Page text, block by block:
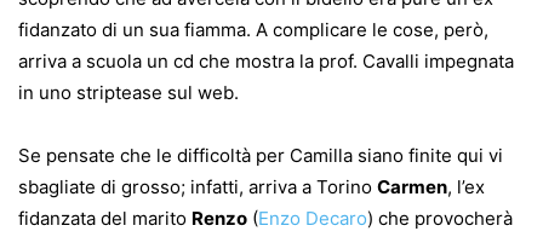
fidanzato di un sua fiamma. A complicare le cose, però,
arriva a scuola un cd che mostra la prof. Cavalli impegnata
in uno striptease sul web.
Se pensate che le difficoltà per Camilla siano finite qui vi
sbagliate di grosso; infatti, arriva a Torino Carmen, l’ex
fidanzata del marito Renzo (Enzo Decaro) che provocherà